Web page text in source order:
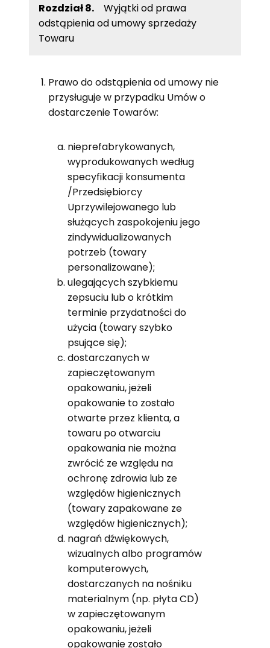
Rozdział 8.
Wyjątki od prawa
odstąpienia od umowy sprzedaży
Towaru
Prawo do odstąpienia od umowy nie
przysługuje w przypadku Umów o
dostarczenie Towarów:
nieprefabrykowanych,
wyprodukowanych według
specyfikacji konsumenta
/Przedsiębiorcy
Uprzywilejowanego lub
służących zaspokojeniu jego
zindywidualizowanych
potrzeb (towary
personalizowane);
ulegających szybkiemu
zepsuciu lub o krótkim
terminie przydatności do
użycia (towary szybko
psujące się);
dostarczanych w
zapieczętowanym
opakowaniu, jeżeli
opakowanie to zostało
otwarte przez klienta, a
towaru po otwarciu
opakowania nie można
zwrócić ze względu na
ochronę zdrowia lub ze
względów higienicznych
(towary zapakowane ze
względów higienicznych);
nagrań dźwiękowych,
wizualnych albo programów
komputerowych,
dostarczanych na nośniku
materialnym (np. płyta CD)
w zapieczętowanym
opakowaniu, jeżeli
opakowanie zostało